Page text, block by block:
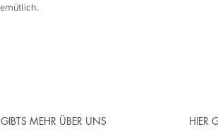
GIBTS MEHR ÜBER UNS HIER